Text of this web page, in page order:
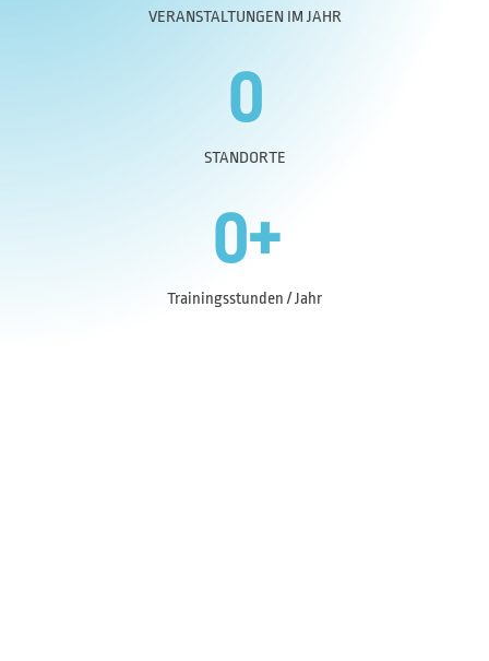
VERANSTALTUNGEN IM JAHR
STANDORTE
0
Trainingsstunden / Jahr
0+